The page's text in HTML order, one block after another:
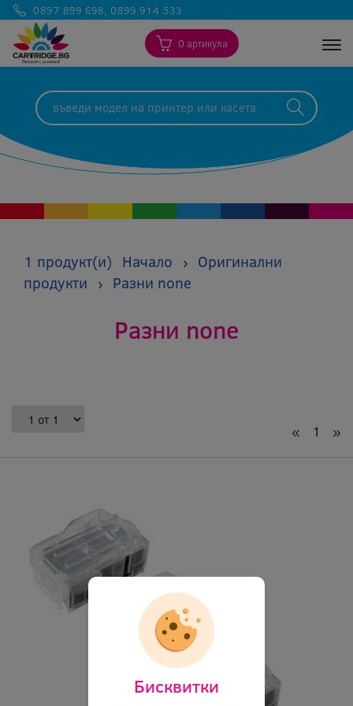
0897 899 698, 0899 914 533
0 артикула
1 продукт(и) Начало › Оригинални
продукти
› Разни none
Разни none
« 1 »
Бисквитки